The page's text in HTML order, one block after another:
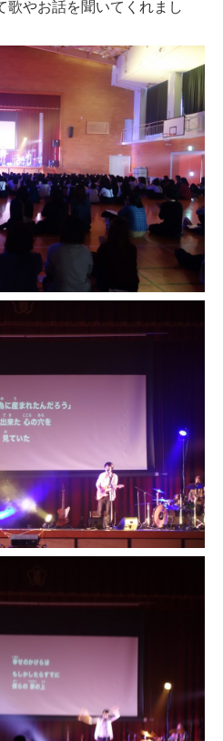
歌やお話を聞いてくれまし